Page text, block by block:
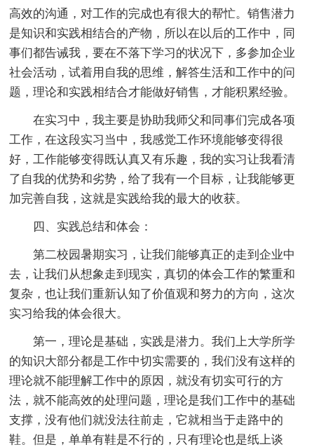
高效的沟通，对工作的完成也有很大的帮忙。销售潜力
是知识和实践相结合的产物，所以在以后的工作中，同
事们都告诫我，要在不落下学习的状况下，多参加企业
社会活动，试着用自我的思维，解答生活和工作中的问
题，理论和实践相结合才能做好销售，才能积累经验。
在实习中，我主要是协助我师父和同事们完成各项
工作，在这段实习当中，我感觉工作环境能够变得很
好，工作能够变得既认真又有乐趣，我的实习让我看清
了自我的优势和劣势，给了我有一个目标，让我能够更
加完善自我，这就是实践给我的最大的收获。
四、实践总结和体会：
第二校园暑期实习，让我们能够真正的走到企业中
去，让我们从想象走到现实，真切的体会工作的繁重和
复杂，也让我们重新认知了价值观和努力的方向，这次
实习给我的体会很大。
第一，理论是基础，实践是潜力。我们上大学所学
的知识大部分都是工作中切实需要的，我们没有这样的
理论就不能理解工作中的原因，就没有切实可行的方
法，就不能高效的处理问题，理论是我们工作中的基础
支撑，没有他们就没法往前走，它就相当于走路中的
鞋。但是，单单有鞋是不行的，只有理论也是纸上谈